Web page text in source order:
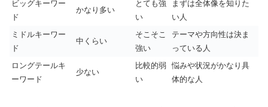
ビッグキーワー
ド
かなり多い
とても強
い
まずは全体像を知りた
い人
ミドルキーワー
ド
中くらい
そこそこ
強い
テーマや方向性は決ま
っている人
ロングテールキ
ーワード
少ない
比較的弱
い
悩みや状況がかなり具
体的な人